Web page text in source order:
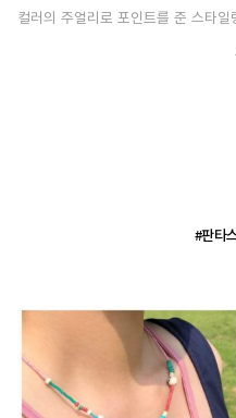
컬러의 주얼리로 포인트를 준 스타
#판타